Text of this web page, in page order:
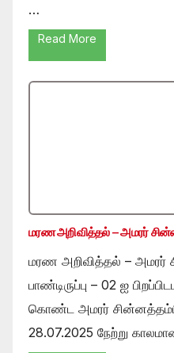
…
Read More
மரண அறிவித்தல் – அமரர்
மரண அறிவித்தல் – அமரர்
பாண்டிருப்பு – 02 ஐ
கொண்ட அமரர்
28.07.2025 நேற்று